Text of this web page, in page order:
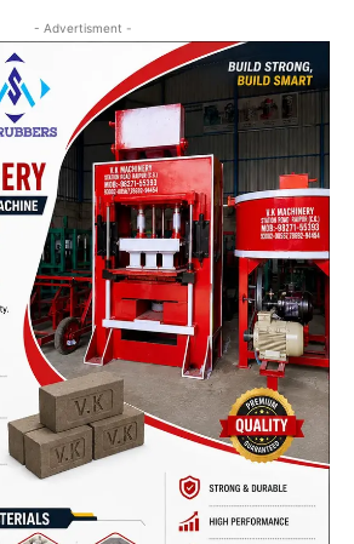
- Advertisment -